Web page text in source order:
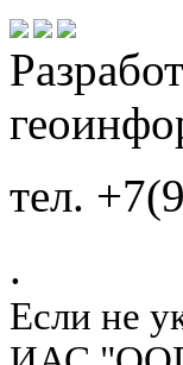
тел.
.
Если не